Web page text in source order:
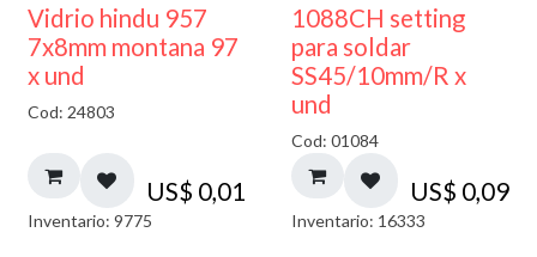
40% DESCUENTO
Vidrio hindu 957
7x8mm montana 97
x und
Cod: 24803
US$ 0,01
Inventario: 9775
1088CH setting
para soldar
SS45/10mm/R x
und
Cod: 01084
US$ 0,09
Inventario: 16333